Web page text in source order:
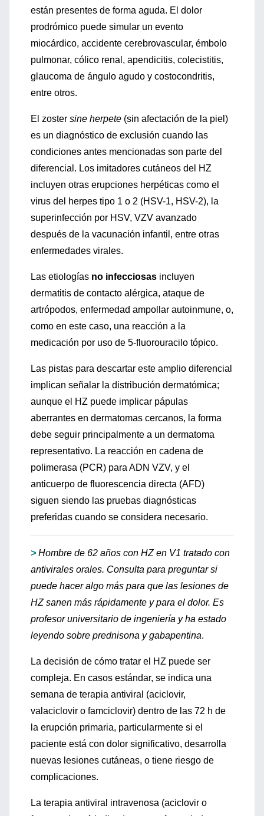
están presentes de forma aguda. El dolor
prodrómico puede simular un evento
miocárdico, accidente cerebrovascular, émbolo
pulmonar, cólico renal, apendicitis, colecistitis,
glaucoma de ángulo agudo y costocondritis,
entre otros.
El zoster sine herpete (sin afectación de la piel)
es un diagnóstico de exclusión cuando las
condiciones antes mencionadas son parte del
diferencial. Los imitadores cutáneos del HZ
incluyen otras erupciones herpéticas como el
virus del herpes tipo 1 o 2 (HSV-1, HSV-2), la
superinfección por HSV, VZV avanzado
después de la vacunación infantil, entre otras
enfermedades virales.
Las etiologías no infecciosas incluyen
dermatitis de contacto alérgica, ataque de
artrópodos, enfermedad ampollar autoinmune, o,
como en este caso, una reacción a la
medicación por uso de 5-fluorouracilo tópico.
Las pistas para descartar este amplio diferencial
implican señalar la distribución dermatómica;
aunque el HZ puede implicar pápulas
aberrantes en dermatomas cercanos, la forma
debe seguir principalmente a un dermatoma
representativo. La reacción en cadena de
polimerasa (PCR) para ADN VZV, y el
anticuerpo de fluorescencia directa (AFD)
siguen siendo las pruebas diagnósticas
preferidas cuando se considera necesario.
> Hombre de 62 años con HZ en V1 tratado con
antivirales orales. Consulta para preguntar si
puede hacer algo más para que las lesiones de
HZ sanen más rápidamente y para el dolor. Es
profesor universitario de ingeniería y ha estado
leyendo sobre prednisona y gabapentina.
La decisión de cómo tratar el HZ puede ser
compleja. En casos estándar, se indica una
semana de terapia antiviral (aciclovir,
valaciclovir o famciclovir) dentro de las 72 h de
la erupción primaria, particularmente si el
paciente está con dolor significativo, desarrolla
nuevas lesiones cutáneas, o tiene riesgo de
complicaciones.
La terapia antiviral intravenosa (aciclovir o